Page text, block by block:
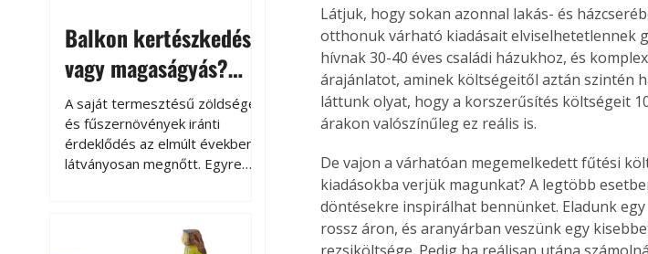
Balkon kertészkedés
vagy magaságyás?
Helytakarékos
kertészkedés
A saját termesztésű zöldségek
és fűszernövények iránti
érdeklődés az elmúlt években
látványosan megnőtt. Egyre
kertészkedés sokak számára
Látjuk, hogy sokan azonnal lakás- és
otthonuk várható kiadásait elviselhetetlennek
hívnak 30-40 éves családi házukhoz, és
árajánlatot, aminek költségeitől aztán szintén
láttunk olyat, hogy a korszerűsítés költségeit
árakon valószínűleg ez reális is.
De vajon a várhatóan megemelkedett fűtési
kiadásokba verjük magunkat? A legtöbb
döntésekre inspirálhat bennünket. Eladunk
rossz áron, és aranyárban veszünk egy